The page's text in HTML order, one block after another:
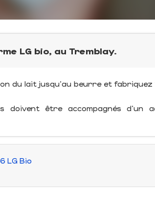
LG bio, au Tremblay.
du lait jusqu'au beurre et fabriquez
être accompagnés d'un
LG Bio